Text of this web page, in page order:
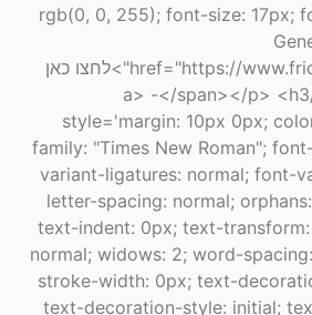
rgb(0, 0, 255); font-size: 17px;
href="https://www.fridmanwork.com/mm">לחצו כאן
לקבלת מראה מקום</a> -</span></p> <h3
style='margin: 10px 0px;
family: "Times New Roman";
variant-ligatures: normal; font-
letter-spacing: normal;
text-indent: 0px; text-
normal; widows: 2; word-
stroke-width: 0px; text-
text-decoration-style: initial;